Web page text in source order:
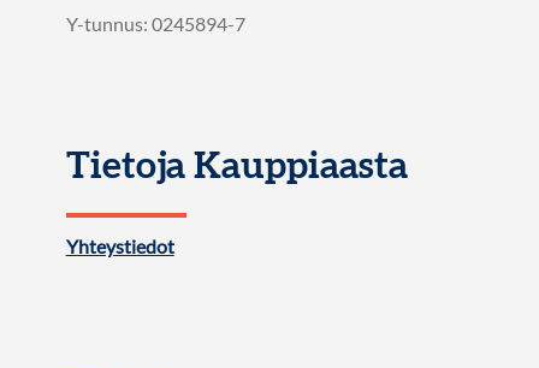
Y-tunnus: 0245894-7
Tietoja Kauppiaasta
Yhteystiedot